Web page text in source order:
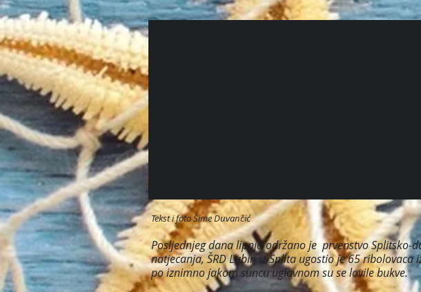
Tekst i foto Šime Duvančić
Posljednjeg dana lipnja održano je prvenstvo
natjecanja, ŠRD Lubin iz Splita ugostio je 65
po iznimno jakom suncu uglavnom su se lovile bukve.